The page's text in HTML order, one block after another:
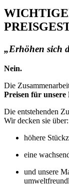
„Erhöhen sich
Nein.
Die
Preisen für unsere
Die entstehenden
Wir decken sie über:
höhere
eine
und unsere